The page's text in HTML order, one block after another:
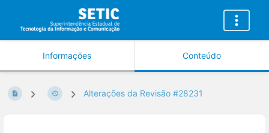
Informações Conteúdo
Alterações da Revisão #28231